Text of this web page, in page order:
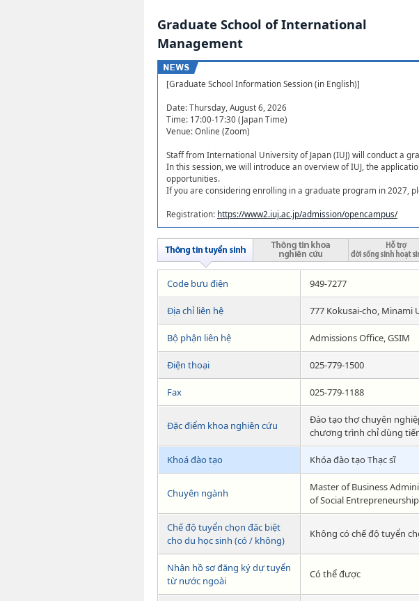
Graduate School of International
Management
[Graduate School Information Session (in English)]
Date: Thursday, August 6, 2026
Time: 17:00-17:30 (Japan Time)
Venue: Online (Zoom)
Staff from International University of Japan (IUJ) will conduct a
In this session, we will introduce an overview of IUJ, the
opportunities.
If you are considering enrolling in a graduate program in 2027,
Registration: https://www2.iuj.ac.jp/admission/opencampus/
Code bưu điện 949-7277
Địa chỉ liên hệ 777 Kokusai-cho, Minami
Bộ phận liên hệ Admissions Office, GSIM
Điện thoại 025-779-1500
Fax 025-779-1188
Đặc điểm khoa nghiên cứu
Đào tạo thợ chuyên
chương trình chỉ dùng
Khoá đào tạo Khóa đào tạo Thạc sĩ
Chuyên ngành
Master of Business
of Social Entrepreneurship
Chế độ tuyển chọn đăc biệt
cho du học sinh (có / không)
Không có chế độ tuyển
Nhận hồ sơ đăng ký dự tuyển
từ nước ngoài
Có thể được